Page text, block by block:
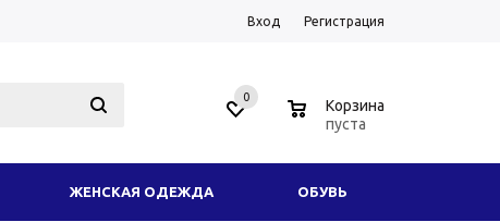
Вход Регистрация
0
Корзина
пуста
ЖЕНСКАЯ ОДЕЖДА ОБУВЬ